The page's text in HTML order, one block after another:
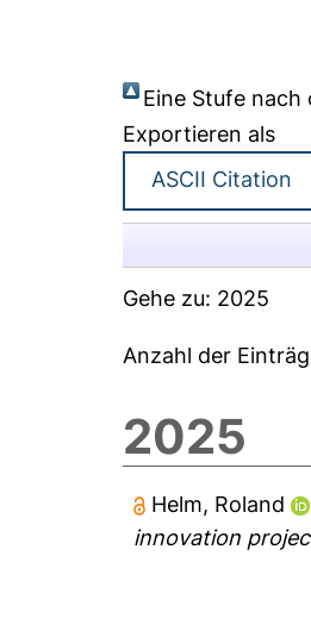
Eine Stufe nach
Exportieren als
Gehe zu: 2025
Anzahl der
2025
Helm, Roland
innovation